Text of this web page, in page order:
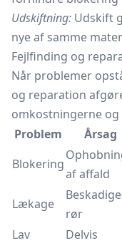
Udskiftning: Udskift
nye af samme
Fejlfinding og
Når problemer
og reparation
omkostningerne
Problem
Årsag
Blokering
af affald
Lækage
rør
Lav
Delvis